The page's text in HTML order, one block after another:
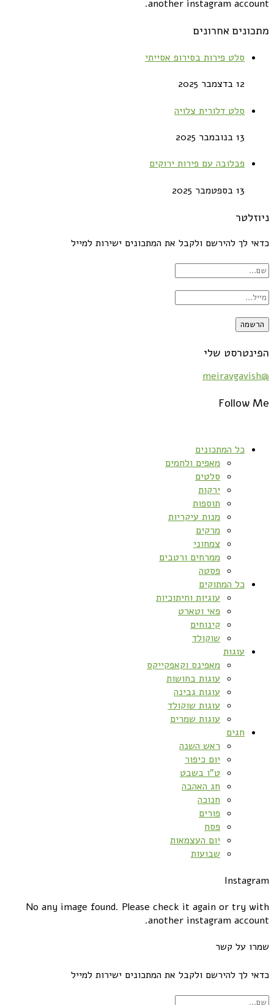
another instagram account.
מתכונים אחרונים
סלט פירות בסירופ אסייתי
12 בדצמבר 2025
סלט דלורית צלויה
13 בנובמבר 2025
פבלובה עם פירות ירוקים
13 בספטמבר 2025
ניוזלטר
כדאי לך להירשם ולקבל את המתכונים ישירות למייל
הפינטרסט שלי
@meiravgavish
Follow Me
כל המתכונים
מאפים ולחמים
סלטים
ירקות
תוספות
מנות עיקריות
מרקים
צמחוני
ממרחים ורטבים
פסטה
כל המתוקים
עוגיות וחיתוכיות
פאי וטארט
קינוחים
שוקולד
עוגות
מאפינס וקאפקייקס
עוגות בחושות
עוגות גבינה
עוגות שוקולד
עוגות שמרים
חגים
ראש השנה
יום כיפור
ט”ו בשבט
חג האהבה
חנוכה
פורים
פסח
יום העצמאות
שבועות
Instagram
No any image found. Please check it again or try with
another instagram account.
שמרו על קשר
כדאי לך להירשם ולקבל את המתכונים ישירות למייל